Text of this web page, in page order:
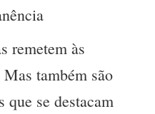
remetem às
também são
que se destacam